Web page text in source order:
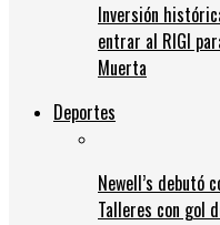
Inversión
entrar al RIGI
Muerta
Deportes
Newell’s debutó
Talleres con gol